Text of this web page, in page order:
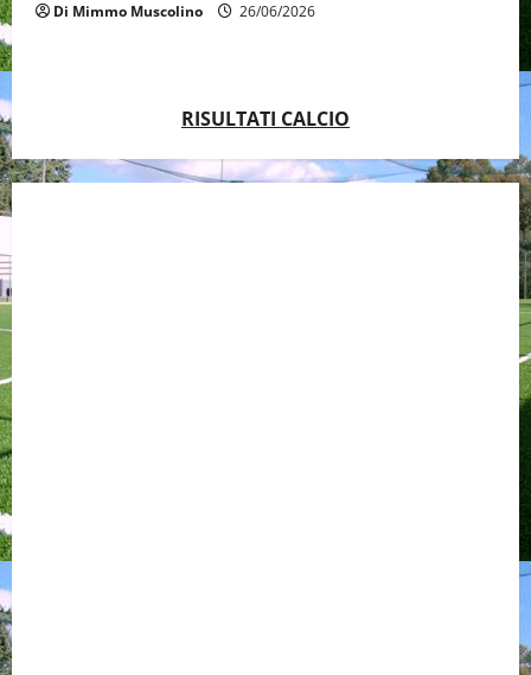
Di Mimmo Muscolino 26/06/2026
RISULTATI CALCIO